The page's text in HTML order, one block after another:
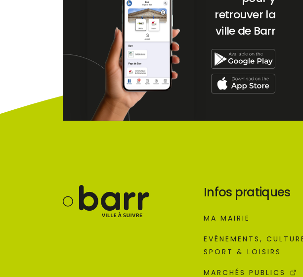
retrouver la
ville de Barr
Infos pratiques
MA MAIRIE
EVÉNEMENTS,
SPORT & LOISIRS
MARCHÉS PUBLICS